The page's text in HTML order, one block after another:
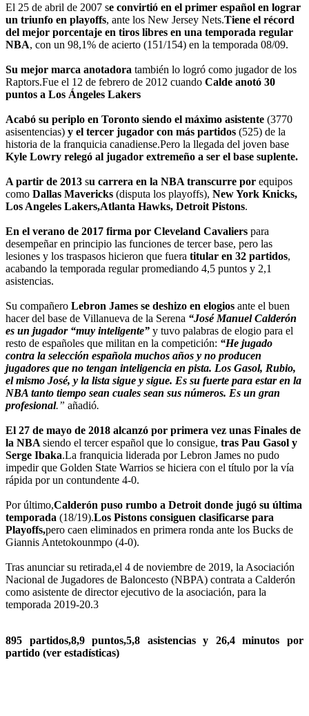
El 25 de abril de 2007 se convirtió en el primer español en lograr
un triunfo en playoffs, ante los New Jersey Nets.Tiene el récord
del mejor porcentaje en tiros libres en una temporada regular
NBA, con un 98,1% de acierto (151/154) en la temporada 08/09.
Su mejor marca anotadora también lo logró como jugador de los
Raptors.Fue el 12 de febrero de 2012 cuando Calde anotó 30
puntos a Los Ángeles Lakers
Acabó su periplo en Toronto siendo el máximo asistente (3770
asisentencias) y el tercer jugador con más partidos (525) de la
historia de la franquicia canadiense.Pero la llegada del joven base
Kyle Lowry relegó al jugador extremeño a ser el base suplente.
A partir de 2013 su carrera en la NBA transcurre por equipos
como Dallas Mavericks (disputa los playoffs), New York Knicks,
Los Angeles Lakers,Atlanta Hawks, Detroit Pistons.
En el verano de 2017 firma por Cleveland Cavaliers para
desempeñar en principio las funciones de tercer base, pero las
lesiones y los traspasos hicieron que fuera titular en 32 partidos,
acabando la temporada regular promediando 4,5 puntos y 2,1
asistencias.
Su compañero Lebron James se deshizo en elogios ante el buen
hacer del base de Villanueva de la Serena “José Manuel Calderón
es un jugador “muy inteligente” y tuvo palabras de elogio para el
resto de españoles que militan en la competición: “He jugado
contra la selección española muchos años y no producen
jugadores que no tengan inteligencia en pista. Los Gasol, Rubio,
el mismo José, y la lista sigue y sigue. Es su fuerte para estar en la
NBA tanto tiempo sean cuales sean sus números. Es un gran
profesional.” añadió.
El 27 de mayo de 2018 alcanzó por primera vez unas Finales de
la NBA​ siendo el tercer español que lo consigue, tras Pau Gasol y
Serge Ibaka.La franquicia liderada por Lebron James no pudo
impedir que Golden State Warrios se hiciera con el título por la vía
rápida por un contundente 4-0.
Por último,Calderón puso rumbo a Detroit donde jugó su última
temporada (18/19).Los Pistons consiguen clasificarse para
Playoffs,pero caen eliminados en primera ronda ante los Bucks de
Giannis Antetokounmpo (4-0).
Tras anunciar su retirada,el 4 de noviembre de 2019, la Asociación
Nacional de Jugadores de Baloncesto (NBPA) contrata a Calderón
como asistente de director ejecutivo de la asociación, para la
temporada 2019-20.3​
895 partidos,8,9 puntos,5,8 asistencias y 26,4 minutos por
partido (ver estadísticas)